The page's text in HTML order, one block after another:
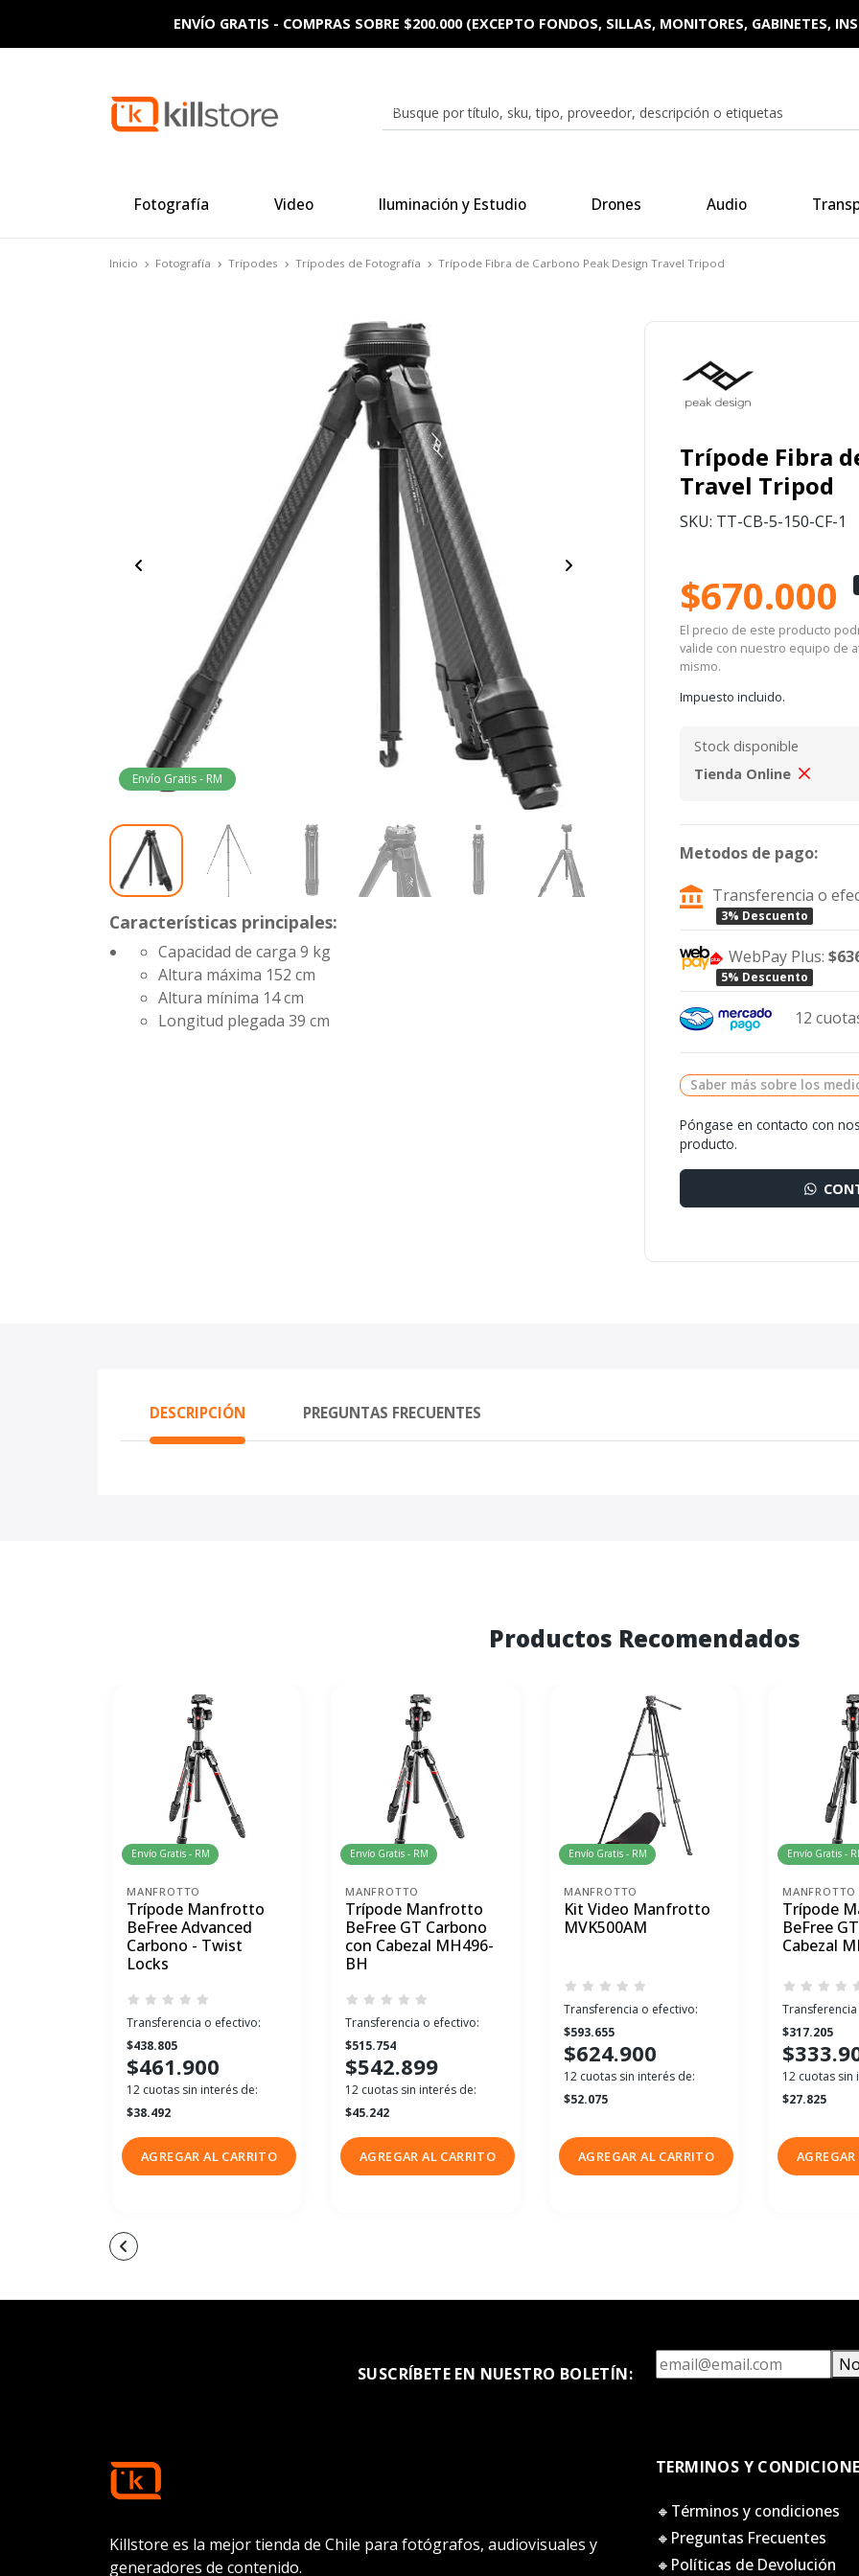
Fotografía Video Iluminación y Estudio Drones Audio
ENVÍO GRATIS - COMPRAS SOBRE $200.000 (EXCEPTO FONDOS, SILLAS, MONITORES, GABINETES,
Inicio Fotografía Trípodes Trípodes de Fotografía Trípode Fibra de Carbono Peak Design Travel Tripod
Envío Gratis - RM
Características principales:
Capacidad de carga9 kg
Altura máxima 152 cm
Altura mínima 14 cm
Longitud plegada39 cm
Trípode Fibra
Travel Tripod
SKU: TT-CB-5-150-CF-1
$670.000
El precio de este producto
valide con nuestro equipo de
mismo.
Impuesto incluido.
Stock disponible
Tienda Online
Metodos de pago:
Transferencia o
3% Descuento
WebPay Plus:
5% Descuento
12
Saber más sobre los
Póngase en contacto con
producto.
DESCRIPCIÓN PREGUNTAS FRECUENTES
Productos Recomendados
Envío Gratis - RM
MANFROTTO
Trípode Manfrotto
BeFree Advanced
Carbono - Twist
Locks
Transferencia o efectivo:
$438.805
$461.900
12 cuotas sin interés de:
$38.492
AGREGAR AL CARRITO
Envío Gratis - RM
MANFROTTO
Trípode Manfrotto
BeFree GT Carbono
con Cabezal MH496-
BH
Transferencia o efectivo:
$515.754
$542.899
12 cuotas sin interés de:
$45.242
AGREGAR AL CARRITO
Envío Gratis - RM
MANFROTTO
Kit Video Manfrotto
MVK500AM
Transferencia o efectivo:
$593.655
$624.900
12 cuotas sin interés de:
$52.075
AGREGAR AL CARRITO
Envío Gratis -
MANFROTTO
Trípode
BeFree
Cabezal
$317.205
12 cuotas sin
$27.825
SUSCRÍBETE EN NUESTRO BOLETÍN:
Killstore es la mejor tienda de Chile para fotógrafos, audiovisuales y
generadores de contenido.
TERMINOS Y
🔸Términos y condiciones
🔸Preguntas Frecuentes
🔸Políticas de Devolución